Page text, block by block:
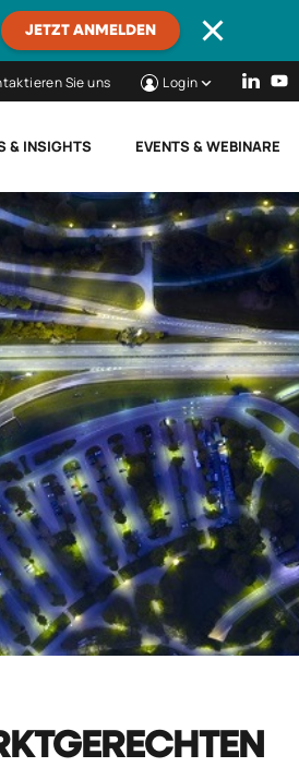
JETZT ANMELDEN
Sie uns Login
& INSIGHTS EVENTS & WEBINARE